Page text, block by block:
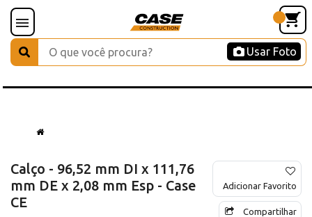
Usar Foto
Calço - 96,52 mm DI x 111,76
mm DE x 2,08 mm Esp - Case
CE
Adicionar Favorito
Compartilhar